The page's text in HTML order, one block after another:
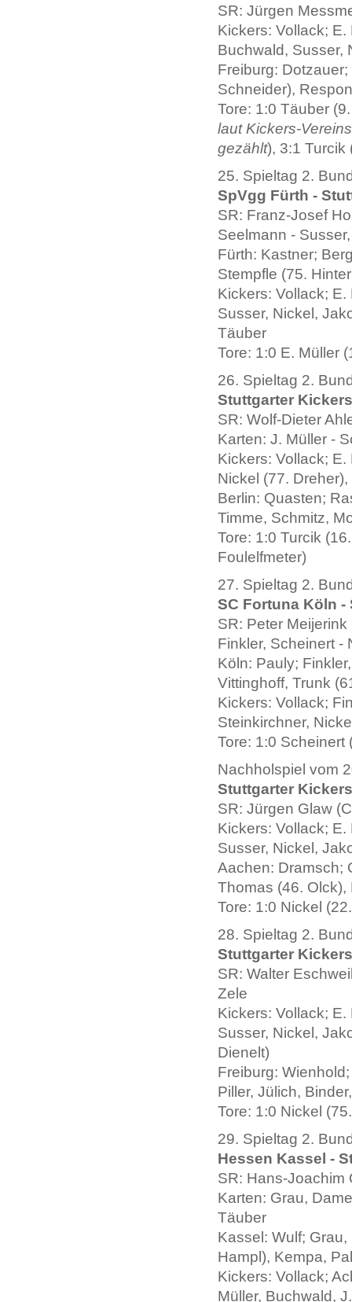
SR: Jürgen
Kickers: Vollack;
Buchwald, Susser,
Freiburg:
Schneider),
Tore: 1:0 Täuber
laut Kickers-
gezählt), 3:1 Turcik
25. Spieltag 2.
SpVgg Fürth -
SR: Franz-Josef
Seelmann -
Fürth: Kastner;
Stempfle (75.
Kickers: Vollack;
Susser, Nickel,
Täuber
Tore: 1:0 E. Müller
26. Spieltag 2.
Stuttgarter
SR: Wolf-Dieter
Karten: J. Müller -
Kickers: Vollack;
Nickel (77.
Berlin: Quasten;
Timme, Schmitz,
Tore: 1:0 Turcik
Foulelfmeter)
27. Spieltag 2.
SC Fortuna Köln -
SR: Peter
Finkler, Scheinert -
Köln: Pauly;
Vittinghoff, Trunk
Kickers: Vollack;
Steinkirchner,
Tore: 1:0 Scheinert
Nachholspiel vom
Stuttgarter
SR: Jürgen Glaw
Kickers: Vollack;
Susser, Nickel,
Aachen: Dramsch;
Thomas (46. Olck),
Tore: 1:0 Nickel
28. Spieltag 2.
Stuttgarter
SR: Walter
Zele
Kickers: Vollack;
Susser, Nickel,
Dienelt)
Freiburg:
Piller, Jülich,
Tore: 1:0 Nickel
29. Spieltag 2.
Hessen Kassel -
SR: Hans-Joachim
Karten: Grau,
Täuber
Kassel: Wulf;
Hampl), Kempa,
Kickers: Vollack;
Müller, Buchwald,